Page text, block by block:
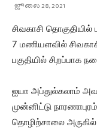
ஜூலை 28, 2021
சிவகாசி
7 மணியளவில்
பகுதியில் சிறப்பாக
ஐயா அப்துல்கலாம்
முன்னிட்டு
தொழிற்சாலை